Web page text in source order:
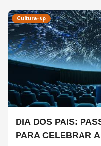
Cultura-sp
DIA DOS PAIS:
PARA CELEBRAR